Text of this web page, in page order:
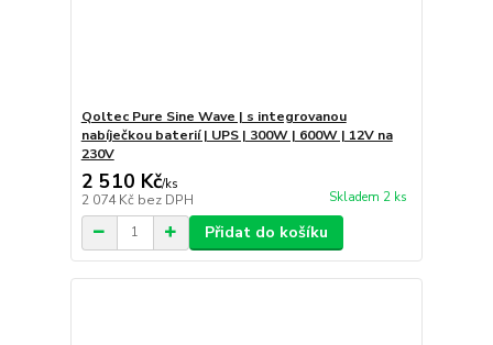
Qoltec Pure Sine Wave | s integrovanou
nabíječkou baterií | UPS | 300W | 600W | 12V na
230V
2 510 Kč/ks
2 074 Kč bez DPH Skladem 2 ks
Přidat do košíku